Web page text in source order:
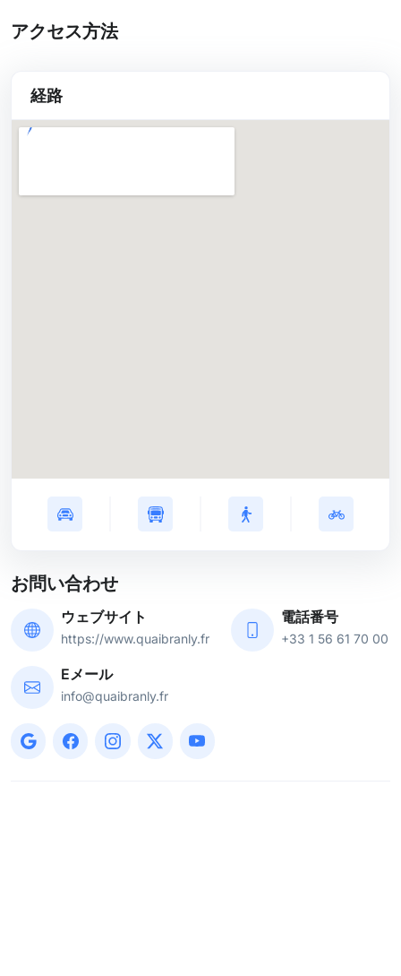
アクセス方法
経路
お問い合わせ
ウェブサイト
https://www.quaibranly.fr
電話番号
+33 1 56 61 70 00
Eメール
info@quaibranly.fr